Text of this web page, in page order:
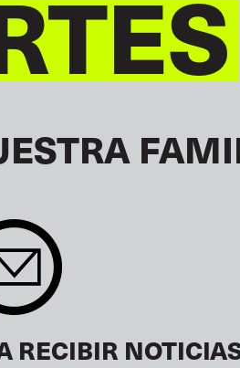
RECIBIR